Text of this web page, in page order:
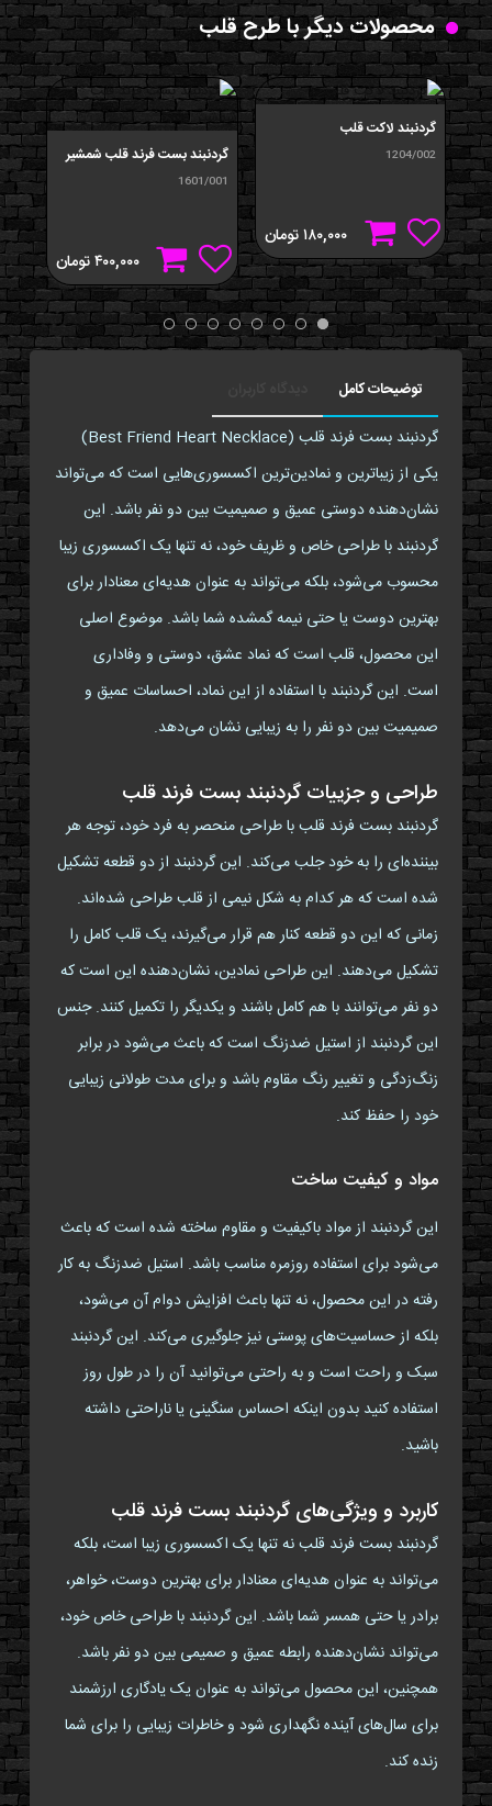
محصولات دیگر با طرح قلب
گردنبند لاکت قلب
1204/002
۱۸۰,۰۰۰تومان
گردنبند بست فرند قلب شمشیر
1601/001
۴۰۰,۰۰۰تومان
توضیحات کامل
گردنبند بست فرند قلب (Best Friend Heart Necklace)
یکی از زیباترین و نمادین‌ترین اکسسوری‌هایی است که می‌تواند
نشان‌دهنده دوستی عمیق و صمیمیت بین دو نفر باشد. این
گردنبند با طراحی خاص و ظریف خود، نه تنها یک اکسسوری زیبا
محسوب می‌شود، بلکه می‌تواند به عنوان هدیه‌ای معنادار برای
بهترین دوست یا حتی نیمه گمشده شما باشد. موضوع اصلی
این محصول، قلب است که نماد عشق، دوستی و وفاداری
است. این گردنبند با استفاده از این نماد، احساسات عمیق و
صمیمیت بین دو نفر را به زیبایی نشان می‌دهد.
طراحی و جزییات گردنبند بست فرند قلب
گردنبند بست فرند قلب با طراحی منحصر به فرد خود، توجه هر
بیننده‌ای را به خود جلب می‌کند. این گردنبند از دو قطعه تشکیل
شده است که هر کدام به شکل نیمی از قلب طراحی شده‌اند.
زمانی که این دو قطعه کنار هم قرار می‌گیرند، یک قلب کامل را
تشکیل می‌دهند. این طراحی نمادین، نشان‌دهنده این است که
دو نفر می‌توانند با هم کامل باشند و یکدیگر را تکمیل کنند. جنس
این گردنبند از استیل ضدزنگ است که باعث می‌شود در برابر
زنگ‌زدگی و تغییر رنگ مقاوم باشد و برای مدت طولانی زیبایی
خود را حفظ کند.
مواد و کیفیت ساخت
این گردنبند از مواد باکیفیت و مقاوم ساخته شده است که باعث
می‌شود برای استفاده روزمره مناسب باشد. استیل ضدزنگ به کار
رفته در این محصول، نه تنها باعث افزایش دوام آن می‌شود،
بلکه از حساسیت‌های پوستی نیز جلوگیری می‌کند. این گردنبند
سبک و راحت است و به راحتی می‌توانید آن را در طول روز
استفاده کنید بدون اینکه احساس سنگینی یا ناراحتی داشته
باشید.
کاربرد و ویژگی‌های گردنبند بست فرند قلب
گردنبند بست فرند قلب نه تنها یک اکسسوری زیبا است، بلکه
می‌تواند به عنوان هدیه‌ای معنادار برای بهترین دوست، خواهر،
برادر یا حتی همسر شما باشد. این گردنبند با طراحی خاص خود،
می‌تواند نشان‌دهنده رابطه عمیق و صمیمی بین دو نفر باشد.
همچنین، این محصول می‌تواند به عنوان یک یادگاری ارزشمند
برای سال‌های آینده نگهداری شود و خاطرات زیبایی را برای شما
زنده کند.